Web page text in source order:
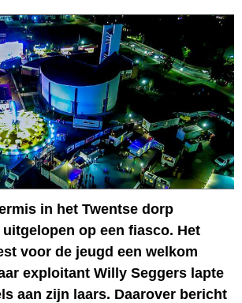
in het Twentse dorp
op een fiasco. Het
voor de jeugd een welkom
exploitant Willy Seggers lapte
aan zijn laars. Daarover bericht